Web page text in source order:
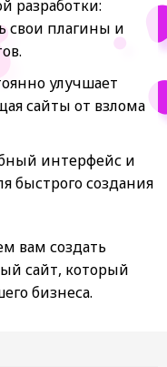
разработки:
свои плагины и
улучшает
сайты от взлома
интерфейс и
быстрого создания
вам создать
сайт, который
бизнеса.